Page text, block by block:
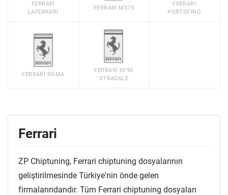
FERRARI
LAFERRARI
FERRARI M575
FERRARI
PORTOFINO
FERRARI ROMA
FERRARI SF90
STRADALE
Ferrari
ZP Chiptuning, Ferrari chiptuning dosyalarının
geliştirilmesinde Türkiye'nin önde gelen
firmalarındandır. Tüm Ferrari chiptuning dosyaları